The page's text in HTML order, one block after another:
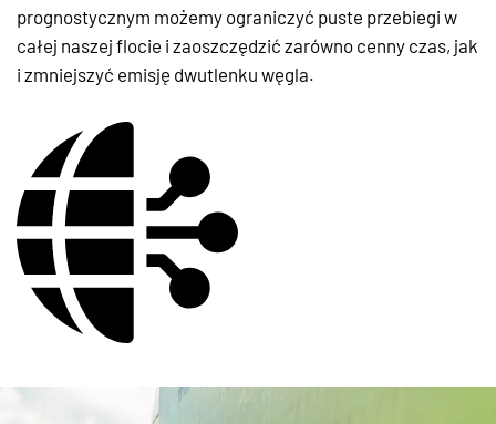
prognostycznym możemy ograniczyć puste przebiegi w
całej naszej flocie i zaoszczędzić zarówno cenny czas, jak
i zmniejszyć emisję dwutlenku węgla.